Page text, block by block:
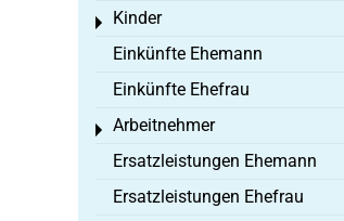
Kinder
Toggle menu
Einkünfte Ehemann
Einkünfte Ehefrau
Arbeitnehmer
Toggle menu
Ersatzleistungen Ehemann
Ersatzleistungen Ehefrau